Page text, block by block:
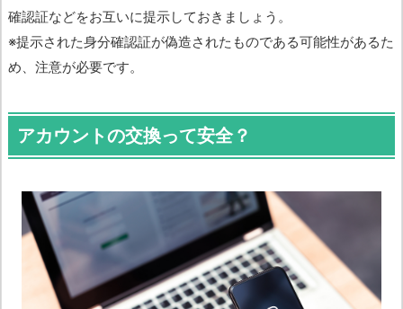
確認証などをお互いに提示しておきましょう。
※提示された身分確認証が偽造されたものである可能性があるた
め、注意が必要です。
アカウントの交換って安全？